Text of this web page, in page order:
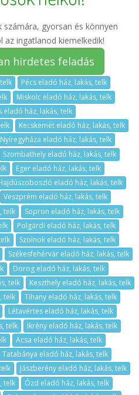
számára, gyorsan és könnyen
ingatlanod kiemelkedik!
hirdetes feladás
Pécs eladó ház, lakás, telk
Miskolc eladó ház, lakás, telk
eladó ház, lakás, telk
Kecskemét eladó ház, lakás, telk
Nyíregyháza eladó ház, lakás, telk
Szombathely eladó ház, lakás, telk
Eger eladó ház, lakás, telk
eladó ház, lakás, telk
Veszprém eladó ház, lakás, telk
telk
Sopron eladó ház, lakás, telk
Polgárdi eladó ház, lakás, telk
Szolnok eladó ház, lakás, telk
Székesfehérvár eladó ház, lakás, telk
Dorog eladó ház, lakás, telk
telk
Keszthely eladó ház, lakás, telk
telk
Tihany eladó ház, lakás, telk
Létavértes eladó ház, lakás, telk
telk
Ikrény eladó ház, lakás, telk
Acsa eladó ház, lakás, telk
Tatabánya eladó ház, lakás, telk
Jászberény eladó ház, lakás, telk
telk
Ózd eladó ház, lakás, telk